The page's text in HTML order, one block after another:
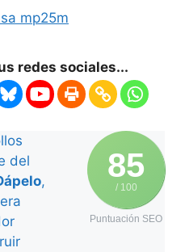
mp25m
redes sociales...
85
/ 100
Puntuación SEO
del
,